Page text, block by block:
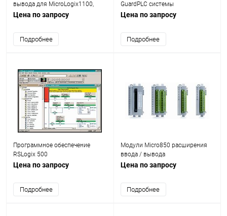
вывода для MicroLogix1100,
1400
Цена по запросу
Подробнее
GuardPLC системы
безопасности
Цена по запросу
Подробнее
Программное обеспечение
RSLogix 500
Цена по запросу
Подробнее
Модули Micro850 расширения
ввода / вывода
Цена по запросу
Подробнее